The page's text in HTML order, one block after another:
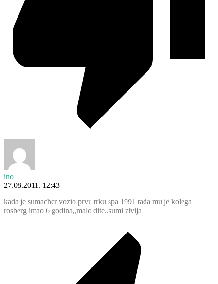
ino
27.08.2011. 12:43
kada je sumacher vozio prvu trku spa 1991 tada mu je kolega
rosberg imao 6 godina,,malo dite..sumi zivija